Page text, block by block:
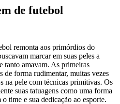
de futebol
remonta aos primórdios do
marcar em suas peles a
tanto amavam. As primeiras
de forma rudimentar, muitas vezes
na pele com técnicas primitivas. Os
suas tatuagens como uma forma
time e sua dedicação ao esporte.